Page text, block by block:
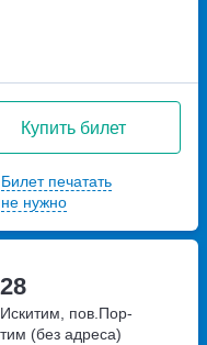
Купить билет
Билет печатать
не нужно
пов.Пор-
(без адреса)